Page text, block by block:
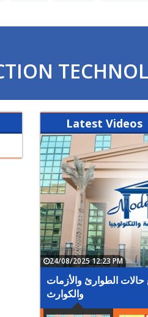
LatestVideos
حالات الطوارئ والأزمات
والكوارث
24/08/2025 12:23 PM